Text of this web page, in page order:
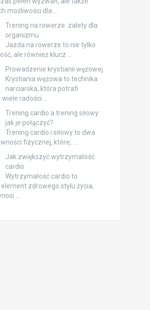
możliwości dla …
Trening na rowerze: zalety dla
organizmu
Jazda na rowerze to nie tylko
ale również klucz …
Prowadzenie krystianii wężowej
Krystiania wężowa to technika
narciarska, która potrafi
radości …
Trening cardio a trening siłowy:
jak je połączyć?
Trening cardio i siłowy to dwa
fizycznej, które, …
Jak zwiększyć wytrzymałość
cardio
Wytrzymałość cardio to
zdrowego stylu życia,
…